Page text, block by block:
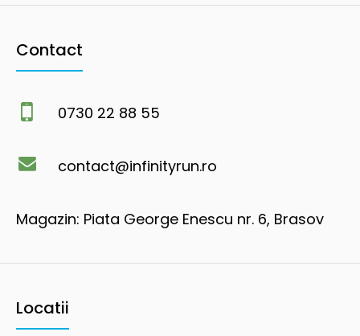
Contact
0730 22 88 55
contact@infinityrun.ro
Magazin: Piata George Enescu nr. 6, Brasov
Locatii